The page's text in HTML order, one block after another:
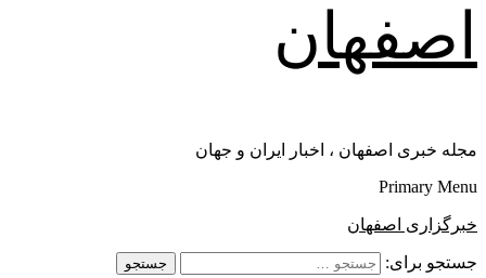
اصفهان
مجله خبری اصفهان ، اخبار ایران و جهان
Primary Menu
خبرگزاری اصفهان
جستجو برای: